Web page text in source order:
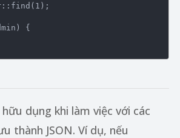
1 );
{
hữu dụng khi làm việc với các
thành JSON. Ví dụ, nếu